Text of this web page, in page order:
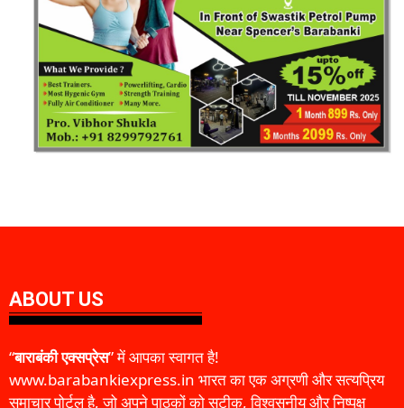
ABOUT US
“बाराबंकी एक्सप्रेस” में आपका स्वागत है!
www.barabankiexpress.in भारत का एक अग्रणी और सत्यप्रिय
समाचार पोर्टल है, जो अपने पाठकों को सटीक, विश्वसनीय और निष्पक्ष